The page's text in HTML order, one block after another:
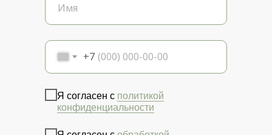
+7
Я согласен с политикой
конфиденциальности